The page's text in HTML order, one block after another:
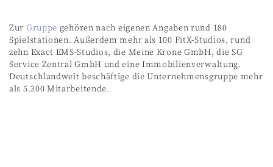
Zur Gruppe gehören nach eigenen Angaben rund 180
Spielstationen. Außerdem mehr als 100 FitX-Studios, rund
zehn Exact EMS-Studios, die Meine Krone GmbH, die SG
Service Zentral GmbH und eine Immobilienverwaltung.
Deutschlandweit beschäftige die Unternehmensgruppe mehr
als 5.300 Mitarbeitende.